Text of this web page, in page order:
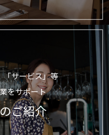
「サービス」等
をサポート
ご紹介